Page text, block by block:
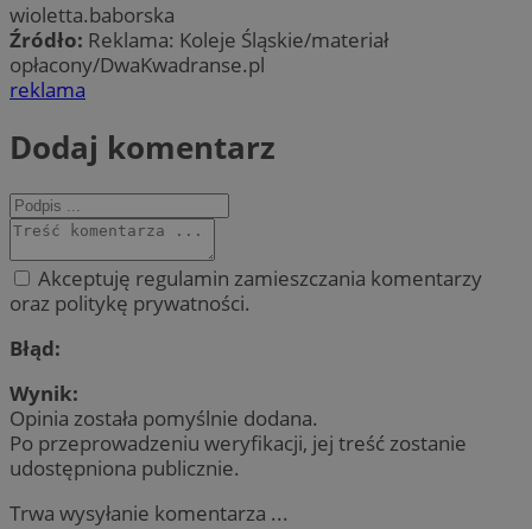
wioletta.baborska
Źródło: Reklama: Koleje Śląskie/materiał
opłacony/DwaKwadranse.pl
reklama
Dodaj komentarz
Akceptuję regulamin zamieszczania komentarzy
oraz politykę prywatności.
Błąd:
Wynik:
Opinia została pomyślnie dodana.
Po przeprowadzeniu weryfikacji, jej treść zostanie
udostępniona publicznie.
Trwa wysyłanie komentarza ...